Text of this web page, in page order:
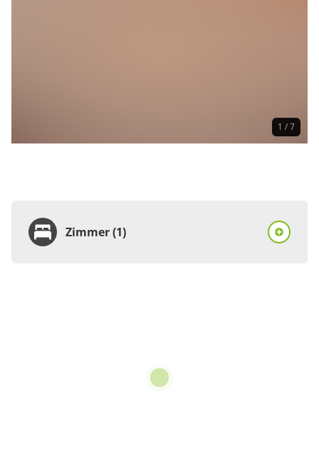
1 / 7
Zimmer (1)
pro Einheit/Nacht